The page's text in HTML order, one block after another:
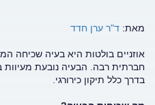
מאת: ד"ר ערן חדד
אוזניים בולטות היא בעיה שכיחה
חברתית רבה. הבעיה נובעת מעיוות
בדרך כלל תיקון כירורגי.